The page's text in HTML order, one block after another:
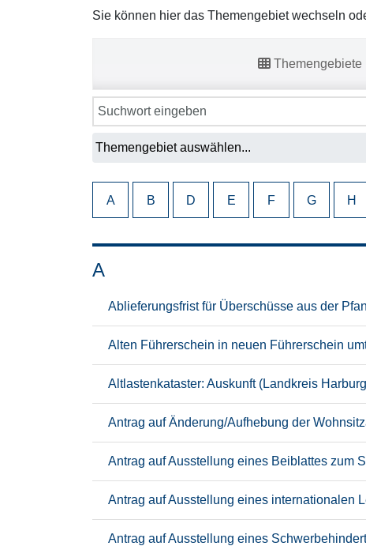
Sie können hier das Themengebiet wechseln
Themengebiete
A B D E F G H
A
Ablieferungsfrist für Überschüsse aus der
Alten Führerschein in neuen Führerschein
Altlastenkataster: Auskunft (Landkreis
Antrag auf Änderung/Aufhebung der
Antrag auf Ausstellung eines Beiblattes zum
Antrag auf Ausstellung eines internationalen
Antrag auf Ausstellung eines